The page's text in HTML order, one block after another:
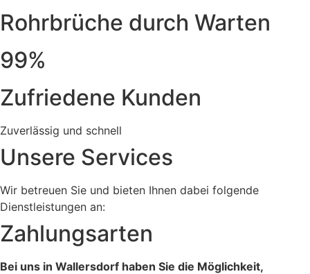
Rohrbrüche durch Warten
99%
Zufriedene Kunden
Zuverlässig und schnell
Unsere Services
Wir betreuen Sie und bieten Ihnen dabei folgende
Dienstleistungen an:
Zahlungsarten
Bei uns in Wallersdorf haben Sie die Möglichkeit,